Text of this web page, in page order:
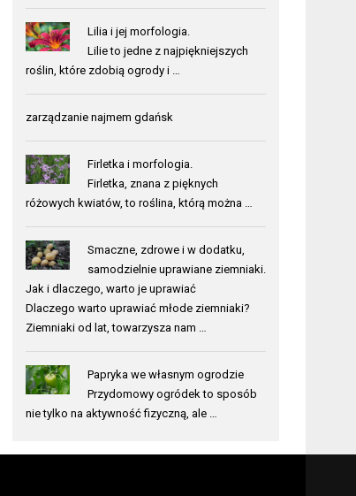
Lilia i jej morfologia.
Lilie to jedne z najpiękniejszych
roślin, które zdobią ogrody i …
zarządzanie najmem gdańsk
Firletka i morfologia.
Firletka, znana z pięknych
różowych kwiatów, to roślina, którą można …
Smaczne, zdrowe i w dodatku,
samodzielnie uprawiane ziemniaki.
Jak i dlaczego, warto je uprawiać
Dlaczego warto uprawiać młode ziemniaki?
Ziemniaki od lat, towarzysza nam …
Papryka we własnym ogrodzie
Przydomowy ogródek to sposób
nie tylko na aktywność fizyczną, ale …